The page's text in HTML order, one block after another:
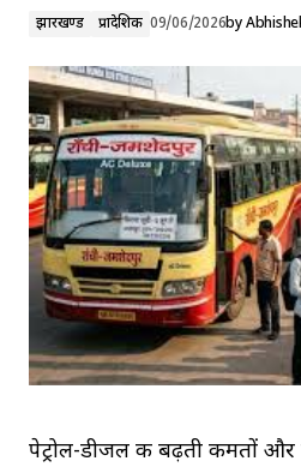
झारखण्ड प्रादेशिक 09/06/2026by
पेट्रोल-डीजल की बढ़ती कीमतों